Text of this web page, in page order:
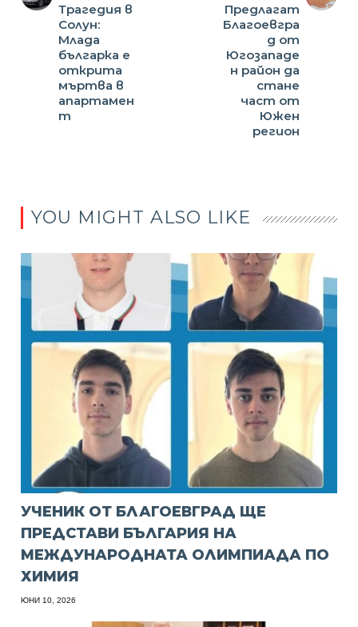
Трагедия в
Солун:
Млада
българка е
открита
мъртва в
апартамен
т
Предлагат
Благоевгра
д от
Югозападе
н район да
стане
част от
Южен
регион
YOU MIGHT ALSO LIKE
УЧЕНИК ОТ БЛАГОЕВГРАД ЩЕ
ПРЕДСТАВИ БЪЛГАРИЯ НА
МЕЖДУНАРОДНАТА ОЛИМПИАДА ПО
ХИМИЯ
ЮНИ 10, 2026